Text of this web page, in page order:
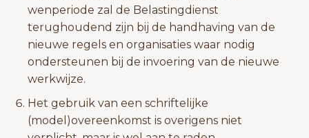
wenperiode zal de Belastingdienst
terughoudend zijn bij de handhaving van de
nieuwe regels en organisaties waar nodig
ondersteunen bij de invoering van de nieuwe
werkwijze.
Het gebruik van een schriftelijke
(model)overeenkomst is overigens niet